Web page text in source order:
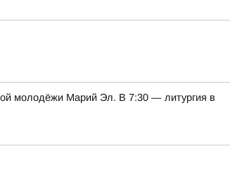
молодёжи Марий Эл. В 7:30 — литургия в